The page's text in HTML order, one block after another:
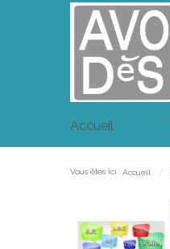
Accueil
Vous êtes ici : Accueil